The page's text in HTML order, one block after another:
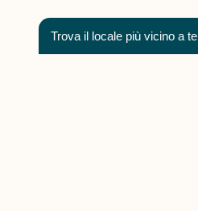
Trova il locale più vicino a te